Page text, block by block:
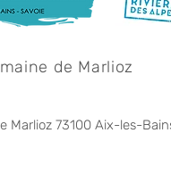
de Marlioz
Marlioz 73100 Aix-les-